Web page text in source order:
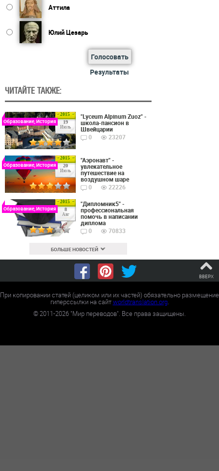
Аттила
Юлий Цезарь
Голосовать
Результаты
ЧИТАЙТЕ ТАКЖЕ:
2015
19
Июль
Образование, История
"Lyceum Alpinum Zuoz" -
школа-пансион в
Швейцарии
0
23207
2015
20
Июль
Образование, История
"Аэронавт" -
увлекательное
путешествие на
воздушном шаре
0
22226
2015
8
Авг
Образование, История
"Дипломник5" -
профессиональная
помочь в написании
диплома
0
70833
БОЛЬШЕ НОВОСТЕЙ
ВВЕРХ
При копировании статей (целиком или их частей) обязательно размещение
гиперссылки на сайтworldtranslation.org.
©2011-2026 "Мир переводов". Все права защищены.